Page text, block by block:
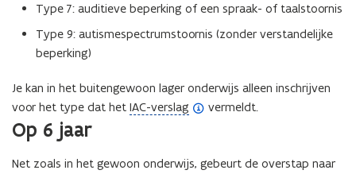
Type 7: auditieve beperking of een spraak- of taalstoornis
Type 9: autismespectrumstoornis (zonder verstandelijke
beperking)
Je kan in het buitengewoon lager onderwijs alleen inschrijven
voor het type dat het IAC-verslag
(
e
vermeldt.
Op 6 jaar
Net zoals in het gewoon onderwijs, gebeurt de overstap naar